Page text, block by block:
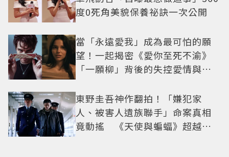
度0死角美貌保養祕訣一次公開
當「永遠愛我」成為最可怕的願
望！一起揭密《愛你至死不渝》
「一願柳」背後的失控愛情與爆
東野圭吾神作翻拍！「嫌犯家
人、被害人遺族聯手」命案真相
竟動搖 《天使與蝙蝠》超越懸